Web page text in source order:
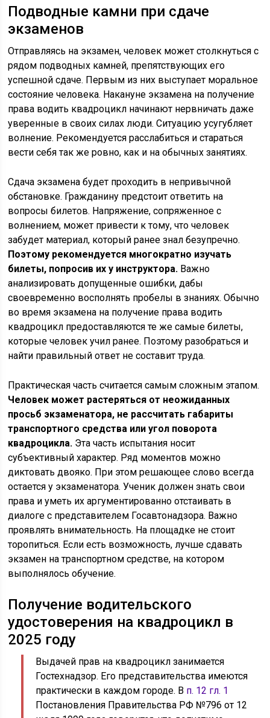
Подводные камни при сдаче
экзаменов
Отправляясь на экзамен, человек может столкнуться с
рядом подводных камней, препятствующих его
успешной сдаче. Первым из них выступает моральное
состояние человека. Накануне экзамена на получение
права водить квадроцикл начинают нервничать даже
уверенные в своих силах люди. Ситуацию усугубляет
волнение. Рекомендуется расслабиться и стараться
вести себя так же ровно, как и на обычных занятиях.
Сдача экзамена будет проходить в непривычной
обстановке. Гражданину предстоит ответить на
вопросы билетов. Напряжение, сопряженное с
волнением, может привести к тому, что человек
забудет материал, который ранее знал безупречно.
Поэтому рекомендуется многократно изучать
билеты, попросив их у инструктора. Важно
анализировать допущенные ошибки, дабы
своевременно восполнять пробелы в знаниях. Обычно
во время экзамена на получение права водить
квадроцикл предоставляются те же самые билеты,
которые человек учил ранее. Поэтому разобраться и
найти правильный ответ не составит труда.
Практическая часть считается самым сложным этапом.
Человек может растеряться от неожиданных
просьб экзаменатора, не рассчитать габариты
транспортного средства или угол поворота
квадроцикла. Эта часть испытания носит
субъективный характер. Ряд моментов можно
диктовать двояко. При этом решающее слово всегда
остается у экзаменатора. Ученик должен знать свои
права и уметь их аргументированно отстаивать в
диалоге с представителем Госавтонадзора. Важно
проявлять внимательность. На площадке не стоит
торопиться. Если есть возможность, лучше сдавать
экзамен на транспортном средстве, на котором
выполнялось обучение.
Получение водительского
удостоверения на квадроцикл в
2025 году
Выдачей прав на квадроцикл занимается
Гостехнадзор. Его представительства имеются
практически в каждом городе. В п. 12 гл. 1
Постановления Правительства РФ №796 от 12